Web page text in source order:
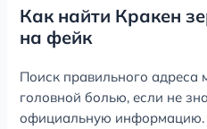
Как найти Кракен
на фейк
Поиск правильного адреса
головной болью, если не
официальную